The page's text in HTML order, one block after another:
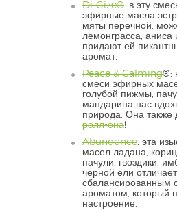
Di-Gize®: в эту
эфирные масла
мяты перечной,
лемонграсса, аниса
придают ей
аромат.
Peace & Calming®:
смеси эфирных
голубой пижмы,
мандарина нас
природа. Она также
ролл-она!
Abundance: эта
масел ладана,
пачули, гвоздики,
черной ели
сбалансированным
ароматом, который
настроение.